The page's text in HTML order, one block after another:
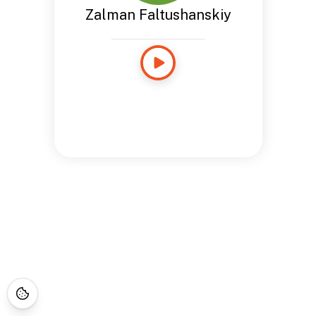
Zalman Faltushanskiy